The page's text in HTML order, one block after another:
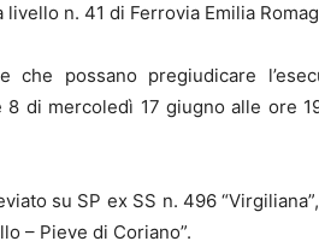
n. 41 di Ferrovia Emilia
che possano pregiudicare
di mercoledì 17 giugno alle ore
su SP ex SS n. 496
– Pieve di Coriano”.